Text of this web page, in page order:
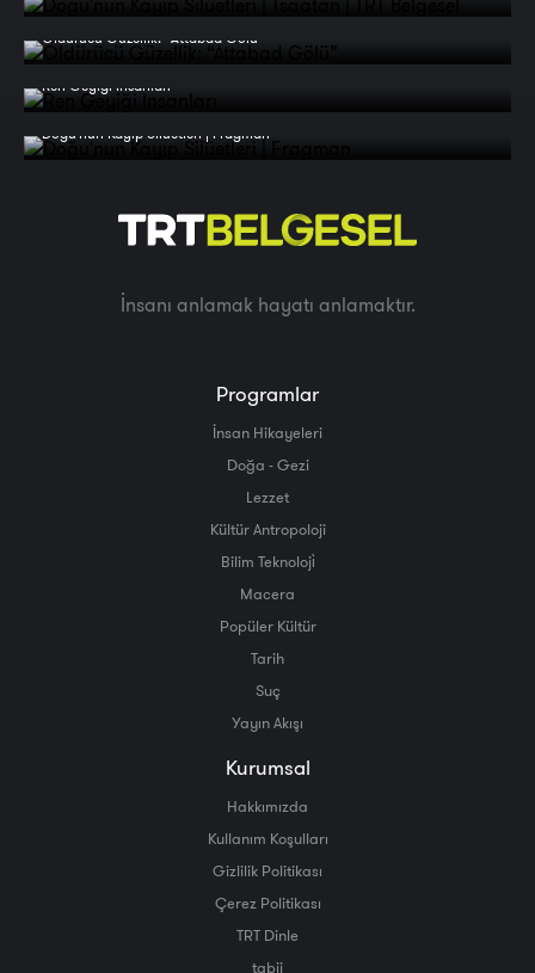
Öldürücü Güzellik: “Attabad Gölü”
Ren Geyiği İnsanları
Doğu'nun Kayıp Silüetleri | Fragman
İnsanı anlamak hayatı anlamaktır.
Programlar
İnsan Hikayeleri
Doğa - Gezi
Lezzet
Kültür Antropoloji
Bilim Teknoloji̇
Macera
Popüler Kültür
Tarih
Suç
Yayın Akışı
Kurumsal
Hakkımızda
Kullanım Koşulları
Gizlilik Politikası
Çerez Politikası
TRT Dinle
tabii